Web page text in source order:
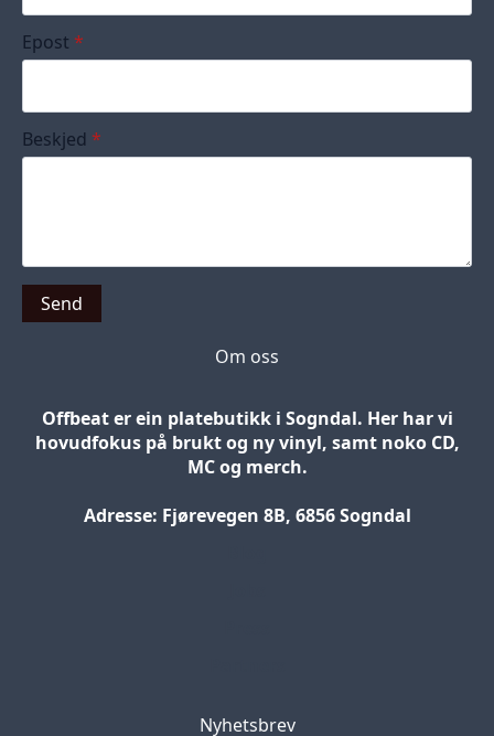
Epost *
Beskjed *
Send
Om oss
Offbeat er ein platebutikk i Sogndal. Her har vi
hovudfokus på brukt og ny vinyl, samt noko CD,
MC og merch.
Adresse: Fjørevegen 8B, 6856 Sogndal
Nyhetsbrev